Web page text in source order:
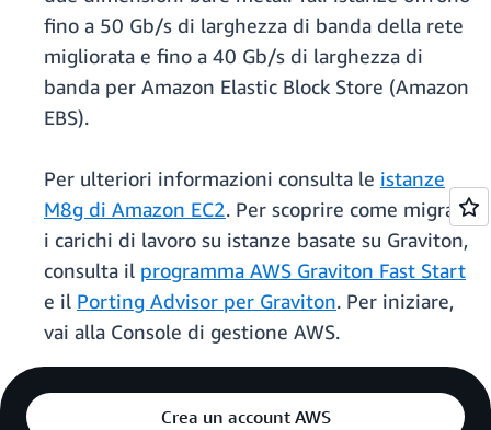
fino a 50 Gb/s di larghezza di banda della rete
migliorata e fino a 40 Gb/s di larghezza di
banda per Amazon Elastic Block Store (Amazon
EBS).
Per ulteriori informazioni consulta le istanze
M8g di Amazon EC2. Per scoprire come migrare
i carichi di lavoro su istanze basate su Graviton,
consulta il programma AWS Graviton Fast Start
e il Porting Advisor per Graviton. Per iniziare,
vai alla Console di gestione AWS.
Crea un account AWS